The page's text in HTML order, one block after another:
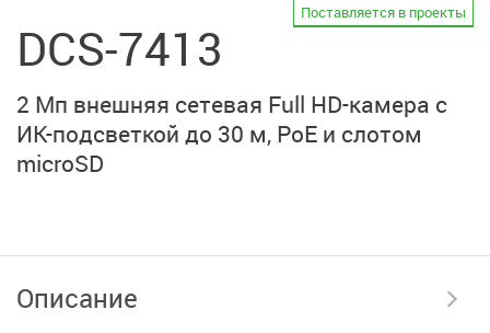
DCS-7413
Поставляется в проекты
2 Мп внешняя сетевая Full HD-камера с
ИК-подсветкой до 30 м, PoE и слотом
microSD
Описание